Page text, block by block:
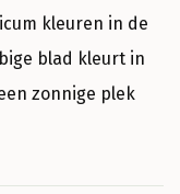
kleuren in de
blad kleurt in
zonnige plek